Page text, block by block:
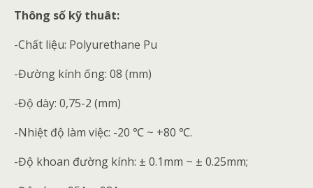
Thông số kỹ thuât:
-Chất liệu: Polyurethane Pu
-Đường kính ống: 08 (mm)
-Độ dày: 0,75-2 (mm)
-Nhiệt độ làm việc: -20 ℃ ~ +80 ℃.
-Độ khoan đường kính: ± 0.1mm ~ ± 0.25mm;